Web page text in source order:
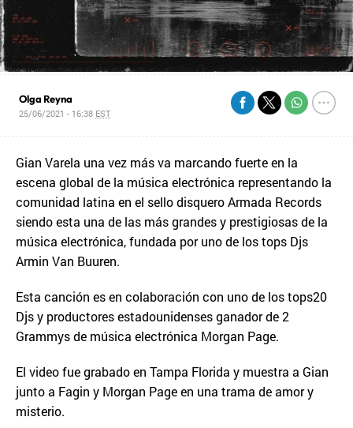
Olga Reyna
25/06/2021 - 16:38 EST
Gian Varela una vez más va marcando fuerte en la
escena global de la música electrónica representando la
comunidad latina en el sello disquero Armada Records
siendo esta una de las más grandes y prestigiosas de la
música electrónica, fundada por uno de los tops Djs
Armin Van Buuren.
Esta canción es en colaboración con uno de los tops20
Djs y productores estadounidenses ganador de 2
Grammys de música electrónica Morgan Page.
El video fue grabado en Tampa Florida y muestra a Gian
junto a Fagin y Morgan Page en una trama de amor y
misterio.